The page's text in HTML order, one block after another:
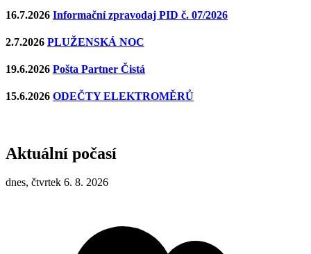
16.7.2026 Informační zpravodaj PID č. 07/2026
2.7.2026 PLUŽENSKÁ NOC
19.6.2026 Pošta Partner Čistá
15.6.2026 ODEČTY ELEKTROMĚRŮ
Aktuální počasí
dnes, čtvrtek 6. 8. 2026